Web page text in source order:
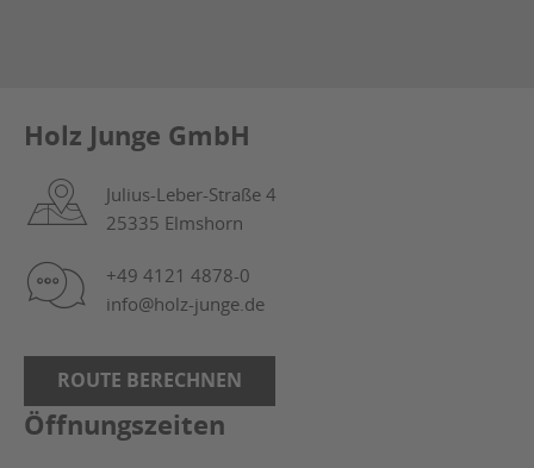
Holz Junge GmbH
Julius-Leber-Straße 4
25335 Elmshorn
+49 4121 4878-0
info@holz-junge.de
ROUTE BERECHNEN
Öffnungszeiten